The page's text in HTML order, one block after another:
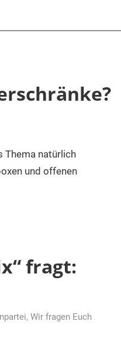
Thema natürlich
und offenen
fragt:
, Wir fragen Euch